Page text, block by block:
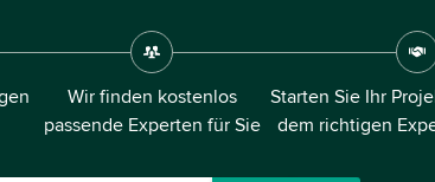
Wir finden kostenlos
passende Experten für Sie
Starten Sie Ihr
dem richtigen